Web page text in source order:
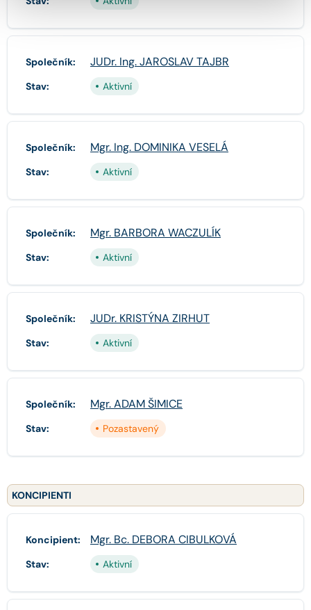
Společník: JUDr. Ing. JAROSLAV TAJBR
Stav: Aktivní
Společník: Mgr. Ing. DOMINIKA VESELÁ
Stav: Aktivní
Společník: Mgr. BARBORA WACZULÍK
Stav: Aktivní
Společník: JUDr. KRISTÝNA ZIRHUT
Stav: Aktivní
Společník: Mgr. ADAM ŠIMICE
Stav: Pozastavený
KONCIPIENTI
Koncipient: Mgr. Bc. DEBORA CIBULKOVÁ
Stav: Aktivní